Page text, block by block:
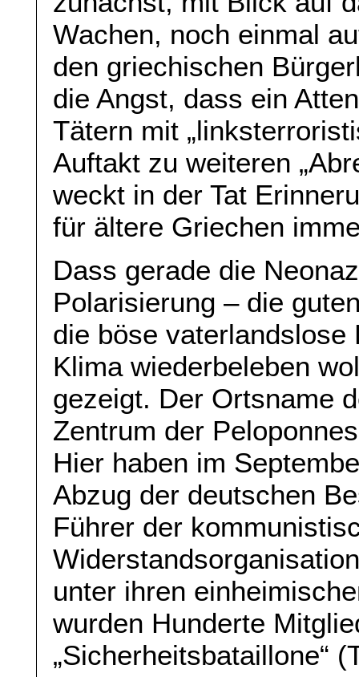
Wachen, noch einmal
den griechischen
die Angst, dass ein
Tätern mit
Auftakt zu weiteren
weckt in der Tat
für ältere Griechen
Dass gerade die
Polarisierung – die
die böse vaterlandslose
Klima wiederbeleben
gezeigt. Der Ortsname
Zentrum der
Hier haben im
Abzug der deutschen
Führer der
unter ihren
wurden Hunderte
„Sicherheitsbataillone“